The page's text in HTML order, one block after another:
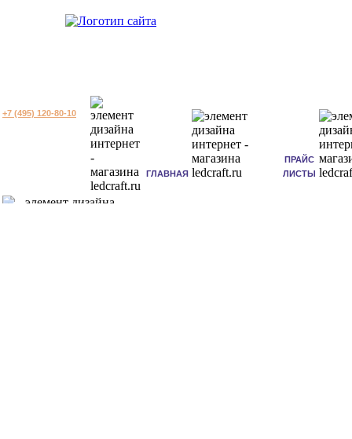
+7 (495) 120-80-10
ГЛАВНАЯ
ПРАЙС
ЛИСТЫ